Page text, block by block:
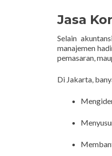
Jasa
Selain
manajemen
pemasaran,
Di Jakarta,